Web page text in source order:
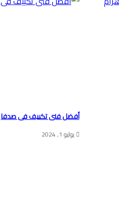
أفضل فنى تكييف فى صدفا
يوليو 1, 2024